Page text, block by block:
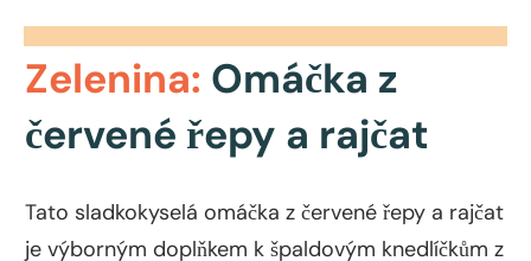
Zelenina: Omáčka z
červené řepy a rajčat
Tato sladkokyselá omáčka z červené řepy a rajčat
je výborným doplňkem k špaldovým knedlíčkům z